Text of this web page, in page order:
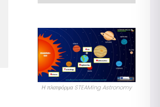
Η πλατφόρμα STEAMing Astronomy